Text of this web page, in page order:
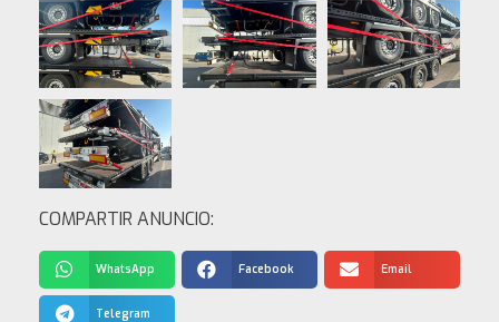
COMPARTIR ANUNCIO:
WhatsApp Facebook Email
Telegram